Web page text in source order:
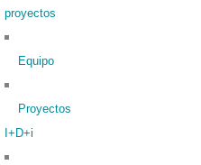
proyectos
Equipo
Proyectos
I+D+i